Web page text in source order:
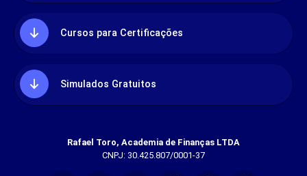
Cursos para Certificações
Simulados Gratuitos
Rafael Toro, Academia de Finanças LTDA
CNPJ: 30.425.807/0001-37